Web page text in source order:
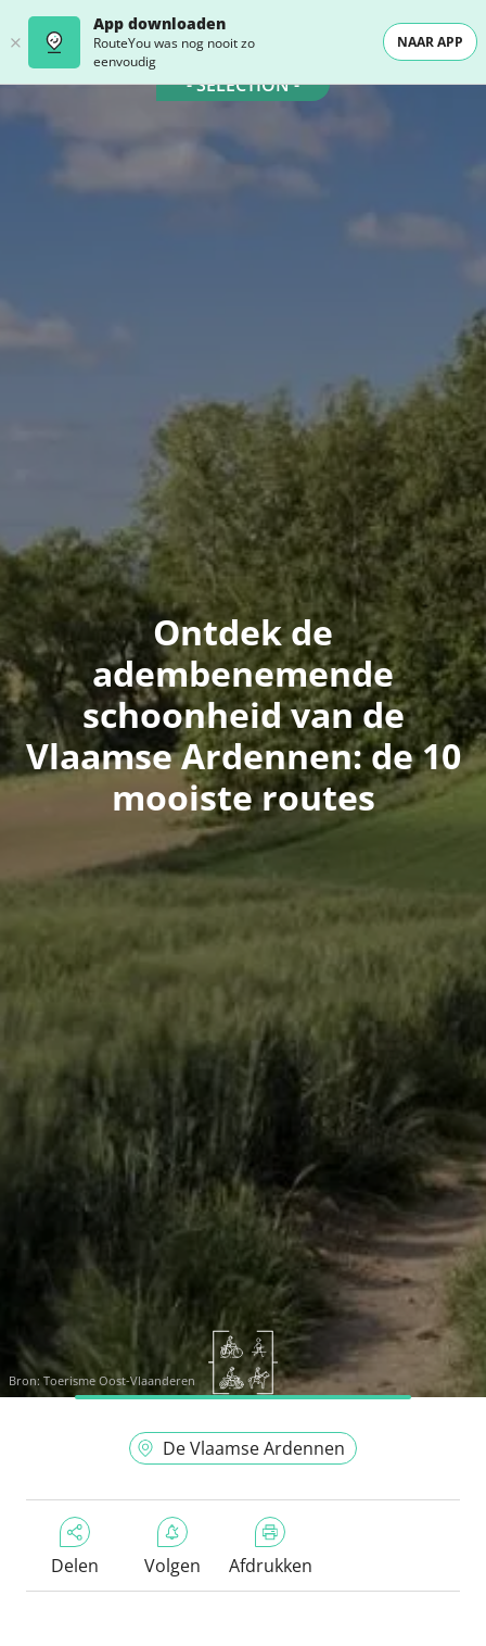
App downloaden
RouteYou was nog nooit zo
eenvoudig
NAAR APP
- SELECTION -
Ontdek de
adembenemende
schoonheid van de
Vlaamse Ardennen: de 10
mooiste routes
Bron:Toerisme Oost-Vlaanderen
De Vlaamse Ardennen
Delen Volgen Afdrukken